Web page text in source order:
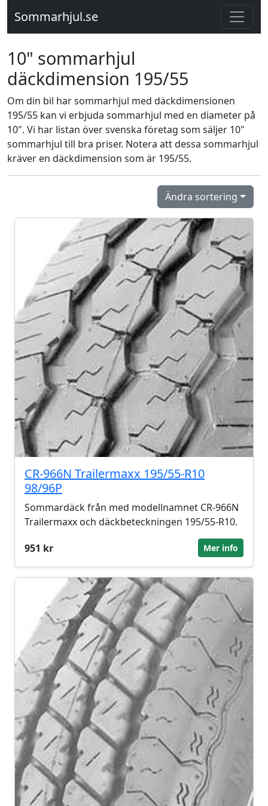
Sommarhjul.se
10" sommarhjul
däckdimension 195/55
Om din bil har sommarhjul med däckdimensionen
195/55 kan vi erbjuda sommarhjul med en diameter på
10". Vi har listan över svenska företag som säljer 10"
sommarhjul till bra priser. Notera att dessa sommarhjul
kräver en däckdimension som är 195/55.
Ändra sortering
CR-966N Trailermaxx 195/55-R10
98/96P
Sommardäck från med modellnamnet CR-966N
Trailermaxx och däckbeteckningen 195/55-R10.
951 kr
Mer info